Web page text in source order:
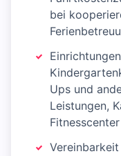
bei
Ups und
Leistungen,
Fitnesscenter